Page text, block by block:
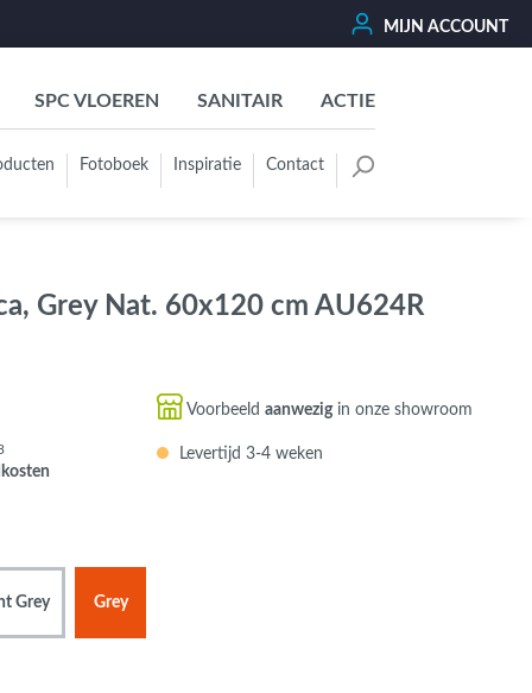
MIJN ACCOUNT
SPC VLOEREN SANITAIR ACTIE
Grijs - Antraciet - Zwart
Blauw
Oker - Geel - Oranje
Metaal
Wandtegels met een
patroon / mix van kleur
Fotoboek Inspiratie Contact
Grey Nat. 60x120 cm AU624R
Voorbeeld aanwezigin onze showroom
Levertijd 3-4 weken
Grey Grey